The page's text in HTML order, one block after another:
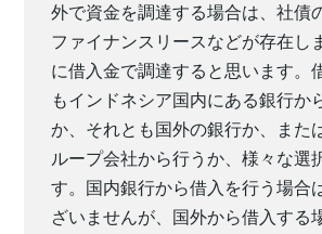
外で資金を調達する場合は、社債
ファイナンスリースなどが存在し
に借入金で調達すると思います。
もインドネシア国内にある銀行か
か、それとも国外の銀行か、また
ループ会社から行うか、様々な選
す。国内銀行から借入を行う場合
ざいませんが、国外から借入する